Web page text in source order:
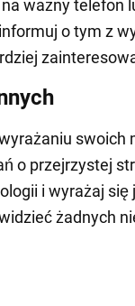
ważny telefon
o tym z
swoich
o przejrzystej
i wyrażaj się
żadnych